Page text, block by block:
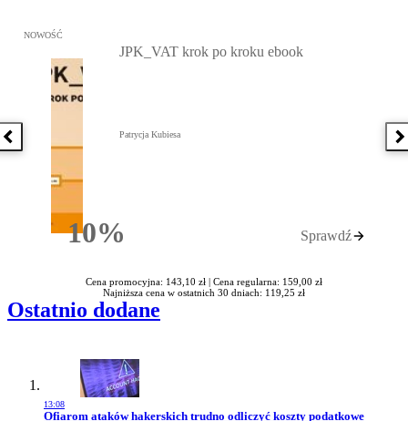
Poprzednia książka
Przejdź do: JPK_VAT krok po kroku ebook, Patrycja Kubiesa -
NOWOŚĆ
10%Rabatu
JPK_VAT krok po kroku ebook
Patrycja Kubiesa
Sprawdź
Cena promocyjna: 143,10 zł | Cena regularna: 159,00 zł
Najniższa cena w ostatnich 30 dniach: 119,25 zł
Ostatnio dodane
13:08
Przejdź do artykułu:
Ofiarom ataków hakerskich trudno odliczyć koszty podatkowe